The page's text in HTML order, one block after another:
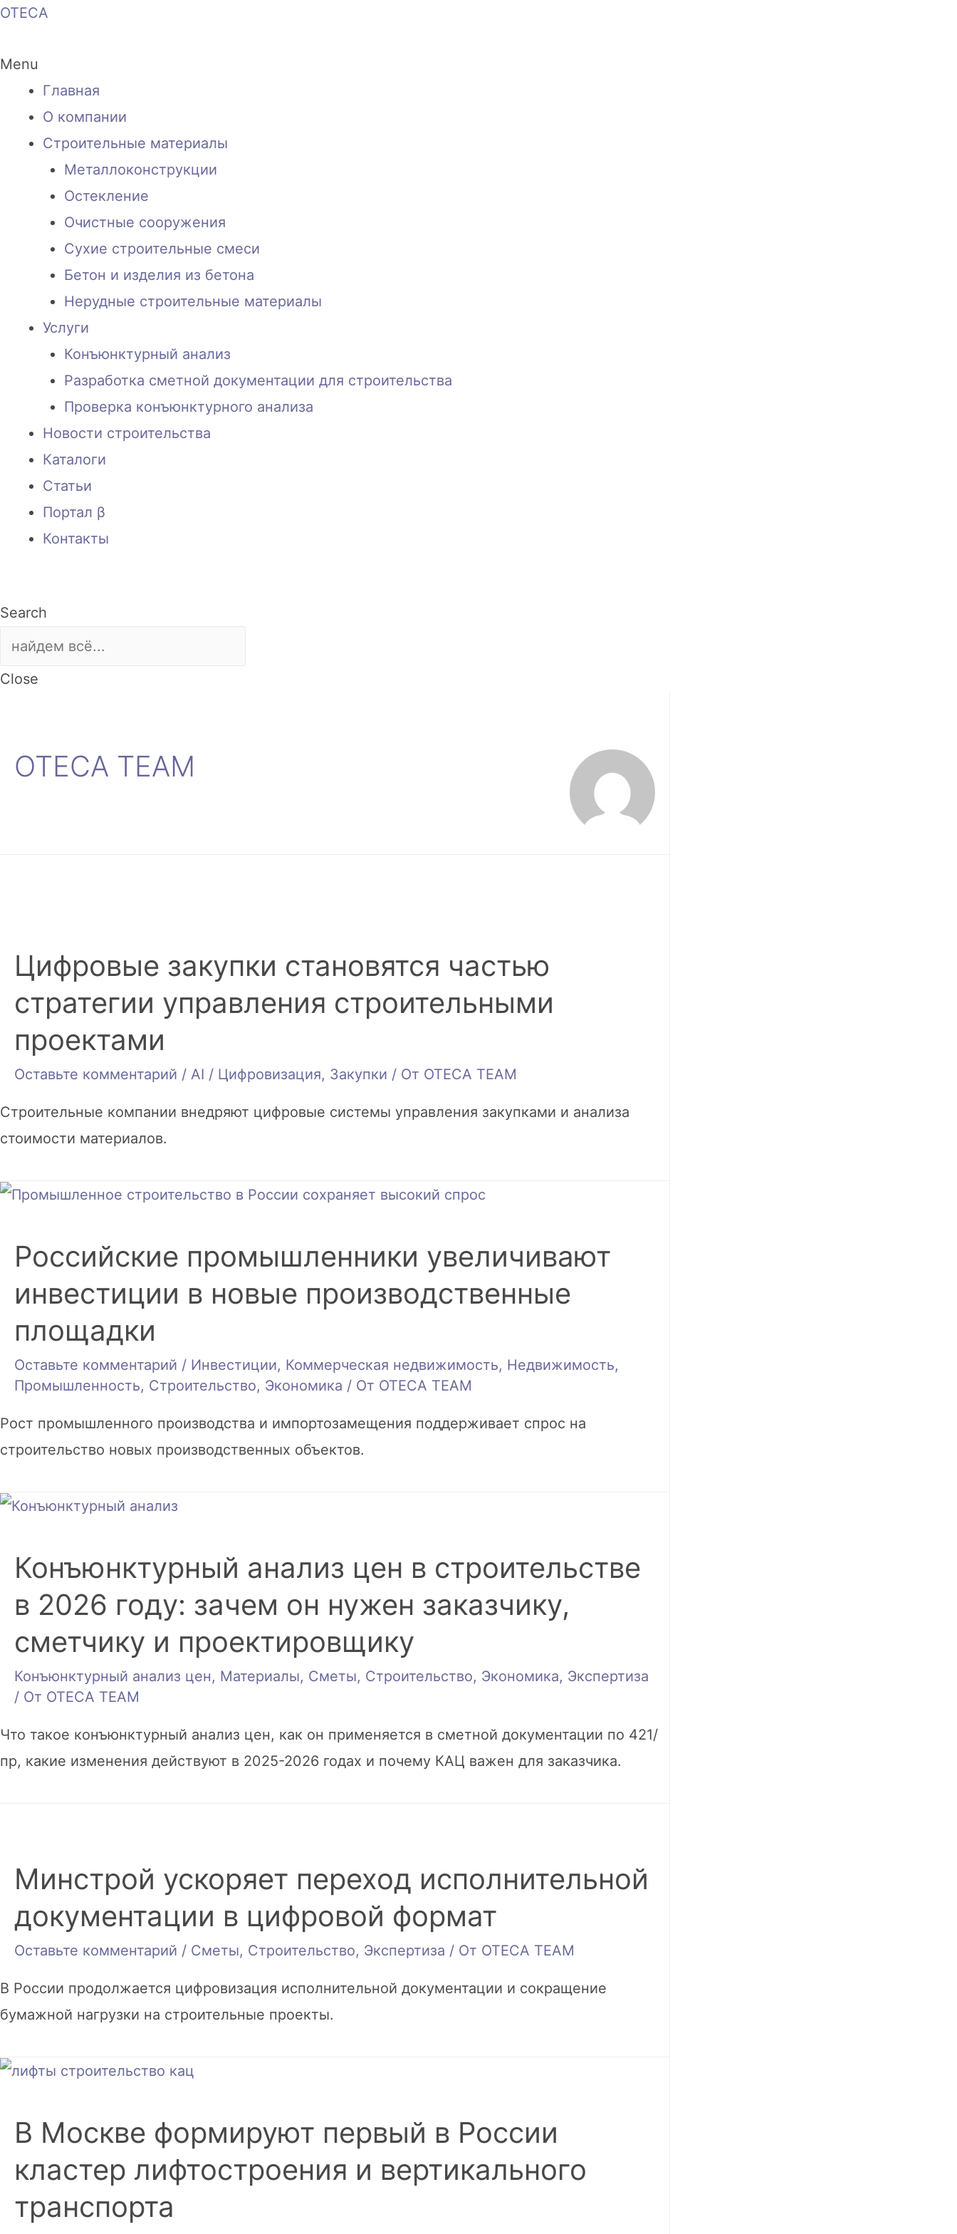
OTECA
Menu
Главная
О компании
Строительные материалы
Металлоконструкции
Остекление
Очистные сооружения
Сухие строительные смеси
Бетон и изделия из бетона
Нерудные строительные материалы
Услуги
Конъюнктурный анализ
Разработка сметной документации для строительства
Проверка конъюнктурного анализа
Новости строительства
Каталоги
Статьи
Портал β
Контакты
Search
Close
OTECA TEAM
Цифровые закупки становятся частью
стратегии управления строительными
проектами
Оставьте комментарий / AI / Цифровизация, Закупки / От OTECA TEAM
Строительные компании внедряют цифровые системы управления закупками и анализа
стоимости материалов.
Российские промышленники увеличивают
инвестиции в новые производственные
площадки
Оставьте комментарий / Инвестиции, Коммерческая недвижимость, Недвижимость,
Промышленность, Строительство, Экономика / От OTECA TEAM
Рост промышленного производства и импортозамещения поддерживает спрос на
строительство новых производственных объектов.
Конъюнктурный анализ цен в строительстве
в 2026 году: зачем он нужен заказчику,
сметчику и проектировщику
Конъюнктурный анализ цен, Материалы, Сметы, Строительство, Экономика, Экспертиза
/ От OTECA TEAM
Что такое конъюнктурный анализ цен, как он применяется в сметной документации по 421/
пр, какие изменения действуют в 2025-2026 годах и почему КАЦ важен для заказчика.
Минстрой ускоряет переход исполнительной
документации в цифровой формат
Оставьте комментарий / Сметы, Строительство, Экспертиза / От OTECA TEAM
В России продолжается цифровизация исполнительной документации и сокращение
бумажной нагрузки на строительные проекты.
В Москве формируют первый в России
кластер лифтостроения и вертикального
транспорта